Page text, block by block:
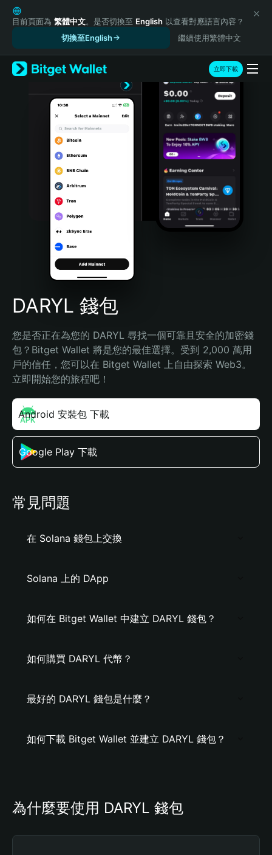
English
日本語
Русский
Español (Latinoamérica)
Türkçe
Português (Portugal)
Bahasa Indonesia
Português (Brasil)
Español (Argentina)
目前頁面為 繁體中文。是否切換至 English 以查看對應語言內容？
切換至English
繼續使用繁體中文
立即下載
DARYL 錢包
您是否正在為您的 DARYL 尋找一個可靠且安全的加密錢
包？Bitget Wallet 將是您的最佳選擇。受到 2,000 萬用
戶的信任，您可以在 Bitget Wallet 上自由探索 Web3。
立即開始您的旅程吧！
Android 安裝包 下載
Google Play 下載
常見問題
在 Solana 錢包上交換
Solana 上的 DApp
如何在 Bitget Wallet 中建立 DARYL 錢包？
如何購買 DARYL 代幣？
最好的 DARYL 錢包是什麼？
如何下載 Bitget Wallet 並建立 DARYL 錢包？
為什麼要使用 DARYL 錢包